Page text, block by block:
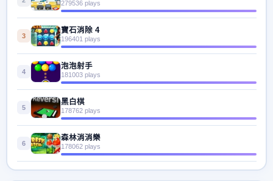
279536 plays
3
寶石消除 4
196401 plays
4
泡泡射手
181003 plays
5
黑白棋
178762 plays
6
森林消消樂
178062 plays